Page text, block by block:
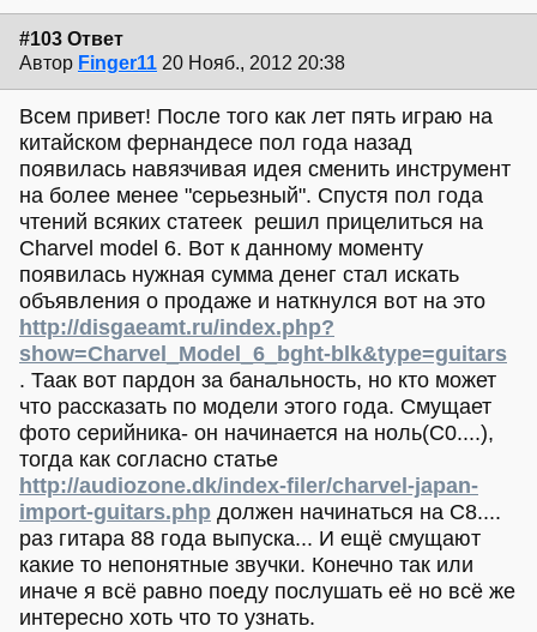
#103 Ответ
Автор Finger11 20 Нояб., 2012 20:38
Всем привет! После того как лет пять играю на
китайском фернандесе пол года назад
появилась навязчивая идея сменить инструмент
на более менее "серьезный". Спустя пол года
чтений всяких статеек решил прицелиться на
Charvel model 6. Вот к данному моменту
появилась нужная сумма денег стал искать
объявления о продаже и наткнулся вот на это
http://disgaeamt.ru/index.php?
show=Charvel_Model_6_bght-blk&type=guitars
. Таак вот пардон за банальность, но кто может
что рассказать по модели этого года. Смущает
фото серийника- он начинается на ноль(С0....),
тогда как согласно статье
http://audiozone.dk/index-filer/charvel-japan-
import-guitars.php должен начинаться на С8....
раз гитара 88 года выпуска... И ещё смущают
какие то непонятные звучки. Конечно так или
иначе я всё равно поеду послушать её но всё же
интересно хоть что то узнать.